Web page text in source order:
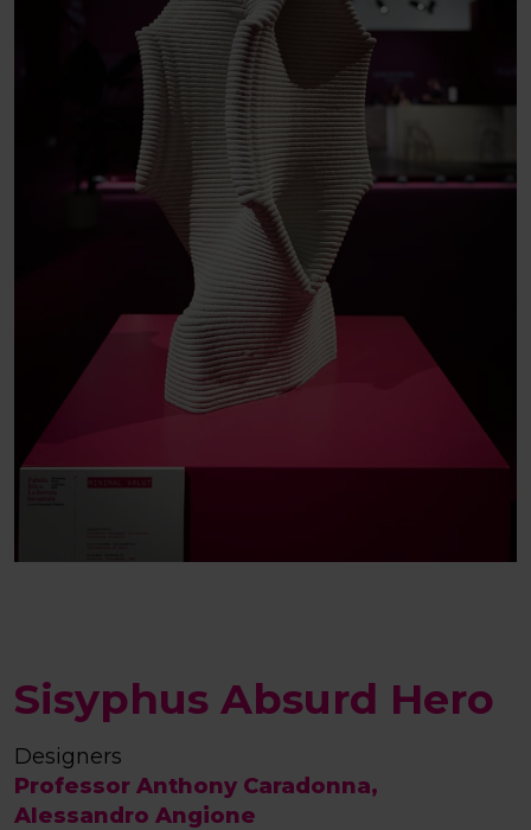
Sisyphus Absurd Hero
Designers
Professor Anthony Caradonna,
Alessandro Angione